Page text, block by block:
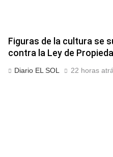
Figuras de la cultura se
contra la Ley de
Diario EL SOL 22 horas